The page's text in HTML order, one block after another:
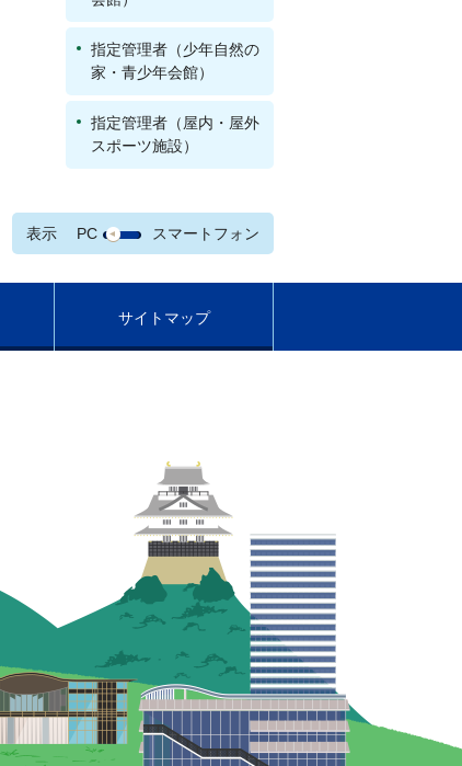
指定管理者（少年自然の
家・青少年会館）
指定管理者（屋内・屋外
スポーツ施設）
表示 PC スマートフォン
サイトマップ